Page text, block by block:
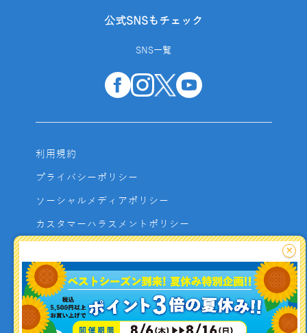
公式SNSもチェック
SNS一覧
利用規約
プライバシーポリシー
ソーシャルメディアポリシー
カスタマーハラスメントポリシー
よくあるご質問
お問い合わせ
利用者資金の保全方法
×